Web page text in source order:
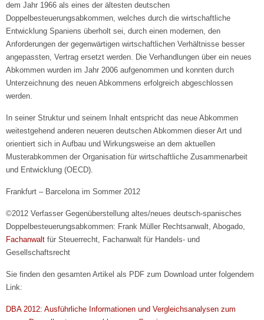
dem Jahr 1966 als eines der ältesten deutschen
Doppelbesteuerungsabkommen, welches durch die wirtschaftliche
Entwicklung Spaniens überholt sei, durch einen modernen, den
Anforderungen der gegenwärtigen wirtschaftlichen Verhältnisse besser
angepassten, Vertrag ersetzt werden. Die Verhandlungen über ein neues
Abkommen wurden im Jahr 2006 aufgenommen und konnten durch
Unterzeichnung des neuen Abkommens erfolgreich abgeschlossen
werden.
In seiner Struktur und seinem Inhalt entspricht das neue Abkommen
weitestgehend anderen neueren deutschen Abkommen dieser Art und
orientiert sich in Aufbau und Wirkungsweise an dem aktuellen
Musterabkommen der Organisation für wirtschaftliche Zusammenarbeit
und Entwicklung (OECD).
Frankfurt – Barcelona im Sommer 2012
©2012 Verfasser Gegenüberstellung altes/neues deutsch-spanisches
Doppelbesteuerungsabkommen: Frank Müller Rechtsanwalt, Abogado,
Fachanwalt für Steuerrecht, Fachanwalt für Handels- und
Gesellschaftsrecht
Sie finden den gesamten Artikel als PDF zum Download unter folgendem
Link:
DBA 2012: Ausführliche Informationen und Vergleichsanalysen zum